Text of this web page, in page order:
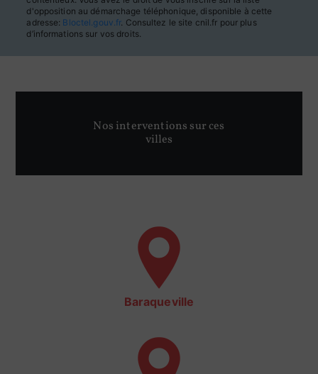
d'opposition au démarchage téléphonique, disponible à cette
adresse: Bloctel.gouv.fr. Consultez le site cnil.fr pour plus
d’informations sur vos droits.
Nos interventions sur ces
villes
Baraqueville